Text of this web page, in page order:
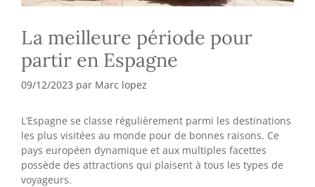
La meilleure période pour
partir en Espagne
09/12/2023 par Marc lopez
L’Espagne se classe régulièrement parmi les destinations
les plus visitées au monde pour de bonnes raisons. Ce
pays européen dynamique et aux multiples facettes
possède des attractions qui plaisent à tous les types de
voyageurs.